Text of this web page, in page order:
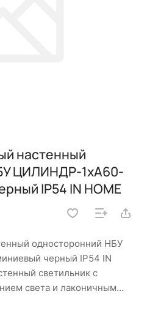
настенный
ЦИЛИНДР-1xА60-
IP54 IN HOME
односторонний НБУ
черный IP54 IN
светильник с
света и лаконичным
акцентной подсветки